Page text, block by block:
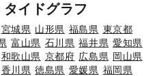
イドグラフ
宮城県 山形県 福島県 東京都
富山県 石川県 福井県 愛知県
和歌山県 京都府 広島県 岡山県
香川県 徳島県 愛媛県 福岡県